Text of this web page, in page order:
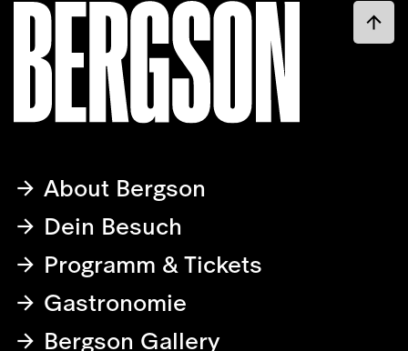
About Bergson
Dein Besuch
Programm & Tickets
Gastronomie
Bergson Gallery